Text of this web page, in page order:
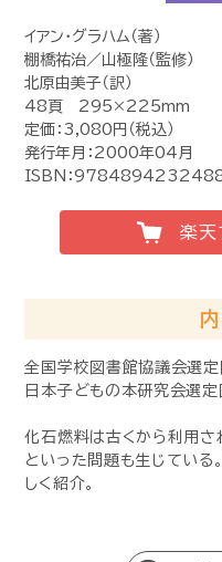
イアン・グラハム（著）
棚橋祐治／山極隆（監修）
北原由美子（訳）
48頁 295×225mm
定価：3,080円（税込）
発行年月：2000年04月
ISBN：
楽天
全国学校図書館協議会選
日本子どもの本研究会選定
化石燃料は古くから利用さ
といった問題も生じている
しく紹介。